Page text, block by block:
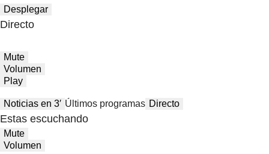
Desplegar
Directo
Mute
Volumen
Play
Noticias en 3′ Últimos programas Directo
Estas escuchando
Mute
Volumen